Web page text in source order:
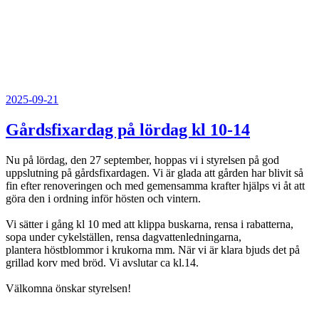
Publicerat
2025-09-21
Gårdsfixardag på lördag kl 10-14
Nu på lördag, den 27 september, hoppas vi i styrelsen på god
uppslutning på gårdsfixardagen. Vi är glada att gården har blivit så
fin efter renoveringen och med gemensamma krafter hjälps vi åt att
göra den i ordning inför hösten och vintern.
Vi sätter i gång kl 10 med att klippa buskarna, rensa i rabatterna,
sopa under cykelställen, rensa dagvattenledningarna,
plantera höstblommor i krukorna mm. När vi är klara bjuds det på
grillad korv med bröd. Vi avslutar ca kl.14.
Välkomna önskar styrelsen!